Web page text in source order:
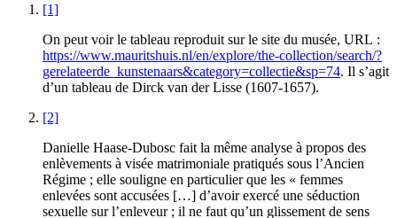
[1]
On peut voir le tableau reproduit sur le site du musée, URL :
https://www.mauritshuis.nl/en/explore/the-collection/search/?
gerelateerde_kunstenaars&category=collectie&sp=74. Il s’agit
d’un tableau de Dirck van der Lisse (1607-1657).
[2]
Danielle Haase-Dubosc fait la même analyse à propos des
enlèvements à visée matrimoniale pratiqués sous l’Ancien
Régime ; elle souligne en particulier que les « femmes
enlevées sont accusées […] d’avoir exercé une séduction
sexuelle sur l’enleveur ; il ne faut qu’un glissement de sens